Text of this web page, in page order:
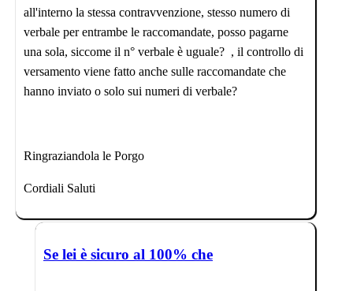
all'interno la stessa contravvenzione, stesso numero di
verbale per entrambe le raccomandate, posso pagarne
una sola, siccome il n° verbale è uguale? , il controllo di
versamento viene fatto anche sulle raccomandate che
hanno inviato o solo sui numeri di verbale?
Ringraziandola le Porgo
Cordiali Saluti
Se lei è sicuro al 100% che